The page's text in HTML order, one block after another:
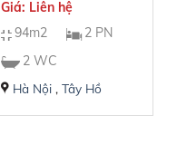
Giá: Liên hệ
94m2
2 PN
2 WC
Hà Nội ,Tây Hồ